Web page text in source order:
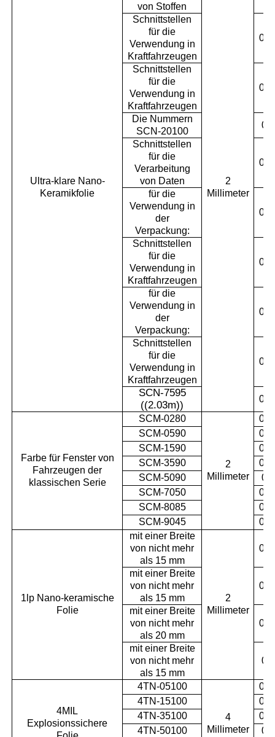
Ultra-klare Nano-
Keramikfolie
von Stoffen
2
Millimeter
Schnittstellen
für die
Verwendung in
Kraftfahrzeugen
Schnittstellen
für die
Verwendung in
Kraftfahrzeugen
Die Nummern
SCN-20100
0.2
Schnittstellen
für die
Verarbeitung
von Daten
für die
Verwendung in
der
Verpackung:
Schnittstellen
für die
Verwendung in
Kraftfahrzeugen
für die
Verwendung in
der
Verpackung:
Schnittstellen
für die
Verwendung in
Kraftfahrzeugen
SCN-7595
((2.03m))
Farbe für Fenster von
Fahrzeugen der
klassischen Serie
SCM-0280
2
Millimeter
SCM-0590
SCM-1590
SCM-3590
SCM-5090
0.5
SCM-7050
SCM-8085
SCM-9045
1lp Nano-keramische
Folie
mit einer Breite
von nicht mehr
als 15 mm
2
Millimeter
mit einer Breite
von nicht mehr
als 15 mm
mit einer Breite
von nicht mehr
als 20 mm
mit einer Breite
von nicht mehr
als 15 mm
0.5
4MIL
Explosionssichere
4TN-05100
4
Millimeter
4TN-15100
4TN-35100
4TN-50100
0.5